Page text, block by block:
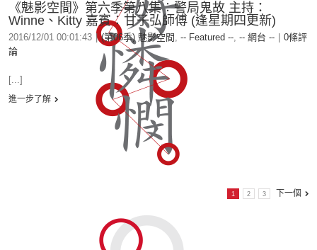
《魅影空間》第六季第八集︰警局鬼故 主持：
Winne、Kitty 嘉賓︰甘子弘師傅 (逢星期四更新)
2016/12/01 00:01:43 | (第06季) 魅影空間 , -- Featured --, -- 網台 --
0條評
論
[...]
進一步了解
1 2 3 下一個